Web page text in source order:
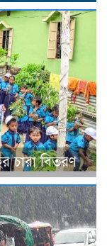
চারা বিতরণ